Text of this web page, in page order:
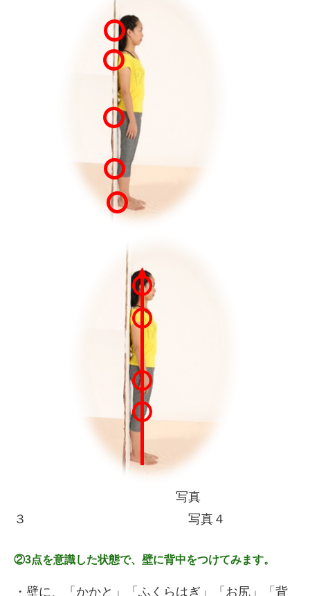
写真
３ 写真４
②3点を意識した状態で、壁に背中をつけてみます。
・壁に、 「かかと」「ふくらはぎ」「お尻」「背